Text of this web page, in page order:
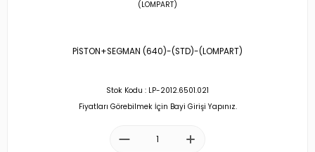
PİSTON+SEGMAN (640)-(STD)-(LOMPART)
Stok Kodu : LP-2012.6501.021
Fiyatları Görebilmek İçin Bayi Girişi Yapınız.